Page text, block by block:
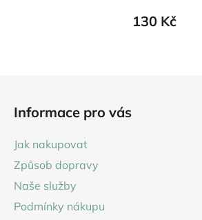
130 Kč
Informace pro vás
Jak nakupovat
Způsob dopravy
Naše služby
Podmínky nákupu